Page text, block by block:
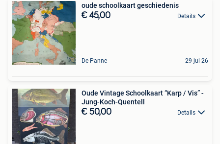
oude schoolkaart geschiedenis
€ 45,00 Details
De Panne 29 jul 26
Oude Vintage Schoolkaart “Karp / Vis” -
Jung-Koch-Quentell
€ 50,00 Details